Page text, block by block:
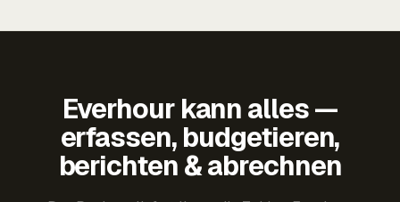
Everhour kann alles —
erfassen, budgetieren,
berichten & abrechnen